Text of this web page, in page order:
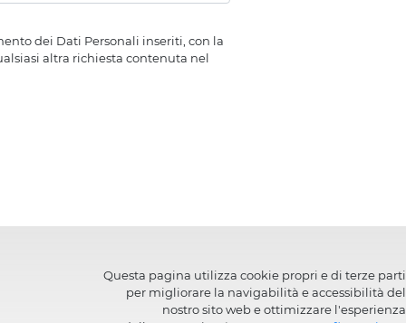
dei Dati Personali inseriti, con la
altra richiesta contenuta nel
Questa pagina utilizza cookie propri e di terze parti
per migliorare la navigabilità e accessibilità del
nostro sito web e ottimizzare l'esperienza